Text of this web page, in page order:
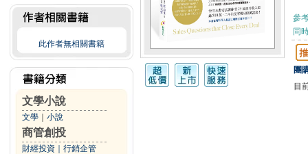
此作者無相關書籍
文學小說
文學 小說
商管創投
財經投資 行銷企管
參
同
團
目